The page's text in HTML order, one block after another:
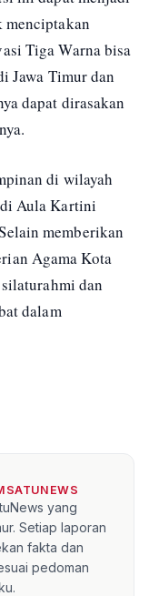
Tiga Warna bisa
Jawa Timur dan
dapat dirasakan
di wilayah
Aula Kartini
memberikan
Agama Kota
dan
dalam
yang
Setiap laporan
fakta dan
pedoman